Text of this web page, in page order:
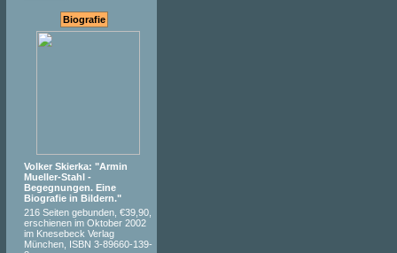
Biografie
Volker Skierka: "Armin
Mueller-Stahl -
Begegnungen. Eine
Biografie in Bildern."
216 Seiten gebunden, €39,90,
erschienen im Oktober 2002
im Knesebeck Verlag
München, ISBN 3-89660-139-